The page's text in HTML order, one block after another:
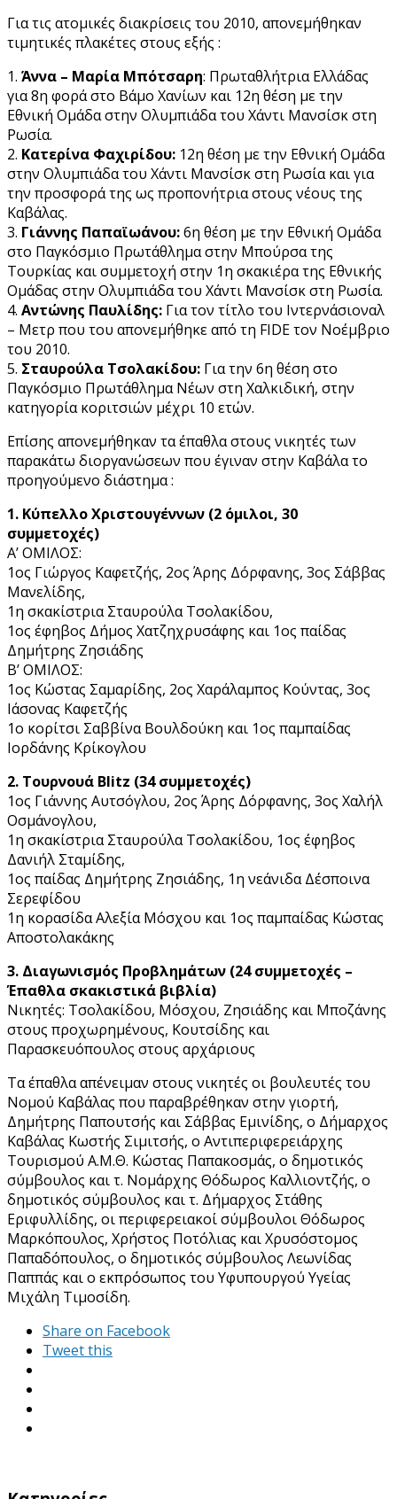
Για τις ατομικές διακρίσεις του 2010, απονεμήθηκαν
τιμητικές πλακέτες στους εξής :
1. Άννα – Μαρία Μπότσαρη: Πρωταθλήτρια Ελλάδας
για 8η φορά στο Βάμο Χανίων και 12η θέση με την
Εθνική Ομάδα στην Ολυμπιάδα του Χάντι Μανσίσκ στη
Ρωσία.
2. Κατερίνα Φαχιρίδου: 12η θέση με την Εθνική Ομάδα
στην Ολυμπιάδα του Χάντι Μανσίσκ στη Ρωσία και για
την προσφορά της ως προπονήτρια στους νέους της
Καβάλας.
3. Γιάννης Παπαϊωάνου:6η θέση με την Εθνική Ομάδα
στο Παγκόσμιο Πρωτάθλημα στην Μπούρσα της
Τουρκίας και συμμετοχή στην 1η σκακιέρα της Εθνικής
Ομάδας στην Ολυμπιάδα του Χάντι Μανσίσκ στη Ρωσία.
4. Αντώνης Παυλίδης: Για τον τίτλο του Ιντερνάσιοναλ
– Μετρ που του απονεμήθηκε από τη FIDE τον Νοέμβριο
του 2010.
5. Σταυρούλα Τσολακίδου: Για την 6η θέση στο
Παγκόσμιο Πρωτάθλημα Νέων στη Χαλκιδική, στην
κατηγορία κοριτσιών μέχρι 10 ετών.
Επίσης απονεμήθηκαν τα έπαθλα στους νικητές των
παρακάτω διοργανώσεων που έγιναν στην Καβάλα το
προηγούμενο διάστημα :
1. Κύπελλο Χριστουγέννων (2 όμιλοι, 30
συμμετοχές)
Α’ ΟΜΙΛΟΣ:
1ος Γιώργος Καφετζής, 2ος Άρης Δόρφανης, 3ος Σάββας
Μανελίδης,
1η σκακίστρια Σταυρούλα Τσολακίδου,
1ος έφηβος Δήμος Χατζηχρυσάφης και 1ος παίδας
Δημήτρης Ζησιάδης
Β’ ΟΜΙΛΟΣ:
1ος Κώστας Σαμαρίδης, 2ος Χαράλαμπος Κούντας, 3ος
Ιάσονας Καφετζής
1ο κορίτσι Σαββίνα Βουλδούκη και 1ος παμπαίδας
Ιορδάνης Κρίκογλου
2. Τουρνουά Blitz (34 συμμετοχές)
1ος Γιάννης Αυτσόγλου, 2ος Άρης Δόρφανης, 3ος Χαλήλ
Οσμάνογλου,
1η σκακίστρια Σταυρούλα Τσολακίδου, 1ος έφηβος
Δανιήλ Σταμίδης,
1ος παίδας Δημήτρης Ζησιάδης, 1η νεάνιδα Δέσποινα
Σερεφίδου
1η κορασίδα Αλεξία Μόσχου και 1ος παμπαίδας Κώστας
Αποστολακάκης
3. Διαγωνισμός Προβλημάτων (24 συμμετοχές –
Έπαθλα σκακιστικά βιβλία)
Νικητές: Τσολακίδου, Μόσχου, Ζησιάδης και Μποζάνης
στους προχωρημένους, Κουτσίδης και
Παρασκευόπουλος στους αρχάριους
Τα έπαθλα απένειμαν στους νικητές οι βουλευτές του
Νομού Καβάλας που παραβρέθηκαν στην γιορτή,
Δημήτρης Παπουτσής και Σάββας Εμινίδης, ο Δήμαρχος
Καβάλας Κωστής Σιμιτσής, ο Αντιπεριφερειάρχης
Τουρισμού Α.Μ.Θ. Κώστας Παπακοσμάς, ο δημοτικός
σύμβουλος και τ. Νομάρχης Θόδωρος Καλλιοντζής, ο
δημοτικός σύμβουλος και τ. Δήμαρχος Στάθης
Εριφυλλίδης, οι περιφερειακοί σύμβουλοι Θόδωρος
Μαρκόπουλος, Χρήστος Ποτόλιας και Χρυσόστομος
Παπαδόπουλος, ο δημοτικός σύμβουλος Λεωνίδας
Παππάς και ο εκπρόσωπος του Υφυπουργού Υγείας
Μιχάλη Τιμοσίδη.
Share on Facebook
Tweet this